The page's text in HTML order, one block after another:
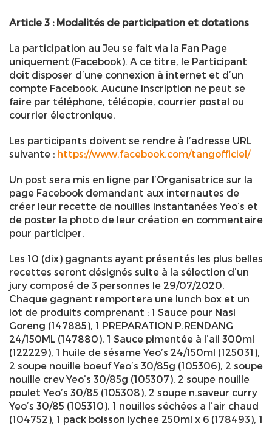
Article 3 : Modalités de participation et dotations
La participation au Jeu se fait via la Fan Page
uniquement (Facebook). A ce titre, le Participant
doit disposer d’une connexion à internet et d’un
compte Facebook. Aucune inscription ne peut se
faire par téléphone, télécopie, courrier postal ou
courrier électronique.
Les participants doivent se rendre à l’adresse URL
suivante : https://www.facebook.com/tangofficiel/
Un post sera mis en ligne par l’Organisatrice sur la
page Facebook demandant aux internautes de
créer leur recette de nouilles instantanées Yeo’s et
de poster la photo de leur création en commentaire
pour participer.
Les 10 (dix) gagnants ayant présentés les plus belles
recettes seront désignés suite à la sélection d’un
jury composé de 3 personnes le 29/07/2020.
Chaque gagnant remportera une lunch box et un
lot de produits comprenant : 1 Sauce pour Nasi
Goreng (147885), 1 PREPARATION P.RENDANG
24/150ML (147880), 1 Sauce pimentée à l’ail 300ml
(122229), 1 huile de sésame Yeo’s 24/150ml (125031),
2 soupe nouille boeuf Yeo’s 30/85g (105306), 2 soupe
nouille crev Yeo’s 30/85g (105307), 2 soupe nouille
poulet Yeo’s 30/85 (105308), 2 soupe n.saveur curry
Yeo’s 30/85 (105310), 1 nouilles séchées a l’air chaud
(104752), 1 pack boisson lychee 250ml x 6 (178493), 1